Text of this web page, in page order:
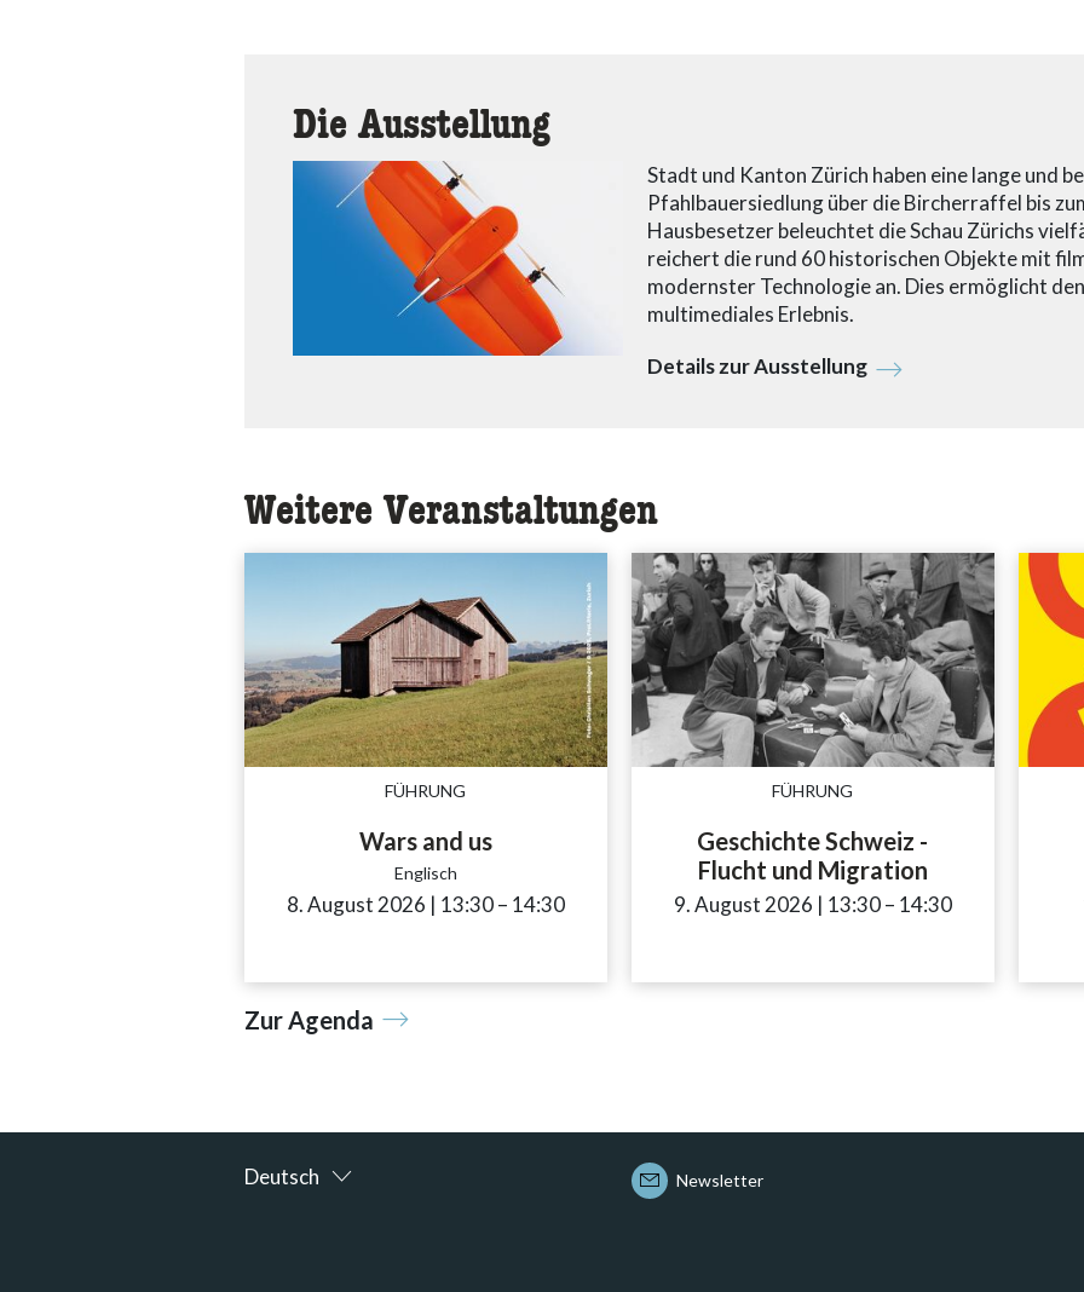
Die Ausstellung
Stadt und Kanton Zürich haben eine lange und
Pfahlbauersiedlung über die Bircherraffel bis
Hausbesetzer beleuchtet die Schau Zürichs
reichert die rund 60 historischen Objekte mit
modernster Technologie an. Dies ermöglicht
multimediales Erlebnis.
Details zur Ausstellung
Weitere Veranstaltungen
FÜHRUNG
Wars and us
Englisch
8. August 2026 | 13:30accessibility.time_to
– 14:30
FÜHRUNG
Geschichte Schweiz -
Flucht und Migration
9. August 2026 | 13:30accessibility.time_to
– 14:30
Zur Agenda
Deutsch Newsletter